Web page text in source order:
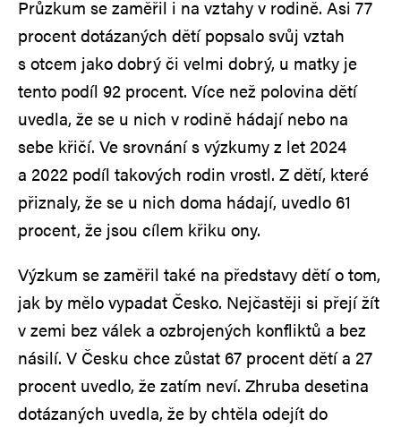
Průzkum se zaměřil i na vztahy v rodině. Asi 77
procent dotázaných dětí popsalo svůj vztah
s otcem jako dobrý či velmi dobrý, u matky je
tento podíl 92 procent. Více než polovina dětí
uvedla, že se u nich v rodině hádají nebo na
sebe křičí. Ve srovnání s výzkumy z let 2024
a 2022 podíl takových rodin vrostl. Z dětí, které
přiznaly, že se u nich doma hádají, uvedlo 61
procent, že jsou cílem křiku ony.
Výzkum se zaměřil také na představy dětí o tom,
jak by mělo vypadat Česko. Nejčastěji si přejí žít
v zemi bez válek a ozbrojených konfliktů a bez
násilí. V Česku chce zůstat 67 procent dětí a 27
procent uvedlo, že zatím neví. Zhruba desetina
dotázaných uvedla, že by chtěla odejít do